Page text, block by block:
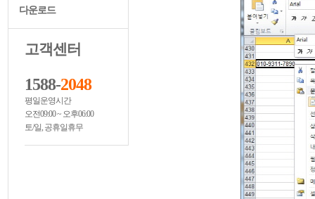
다운로드
고객센터
1588-2048
평일운영시간
오전09:00 ~ 오후06:00
토/일, 공휴일휴무